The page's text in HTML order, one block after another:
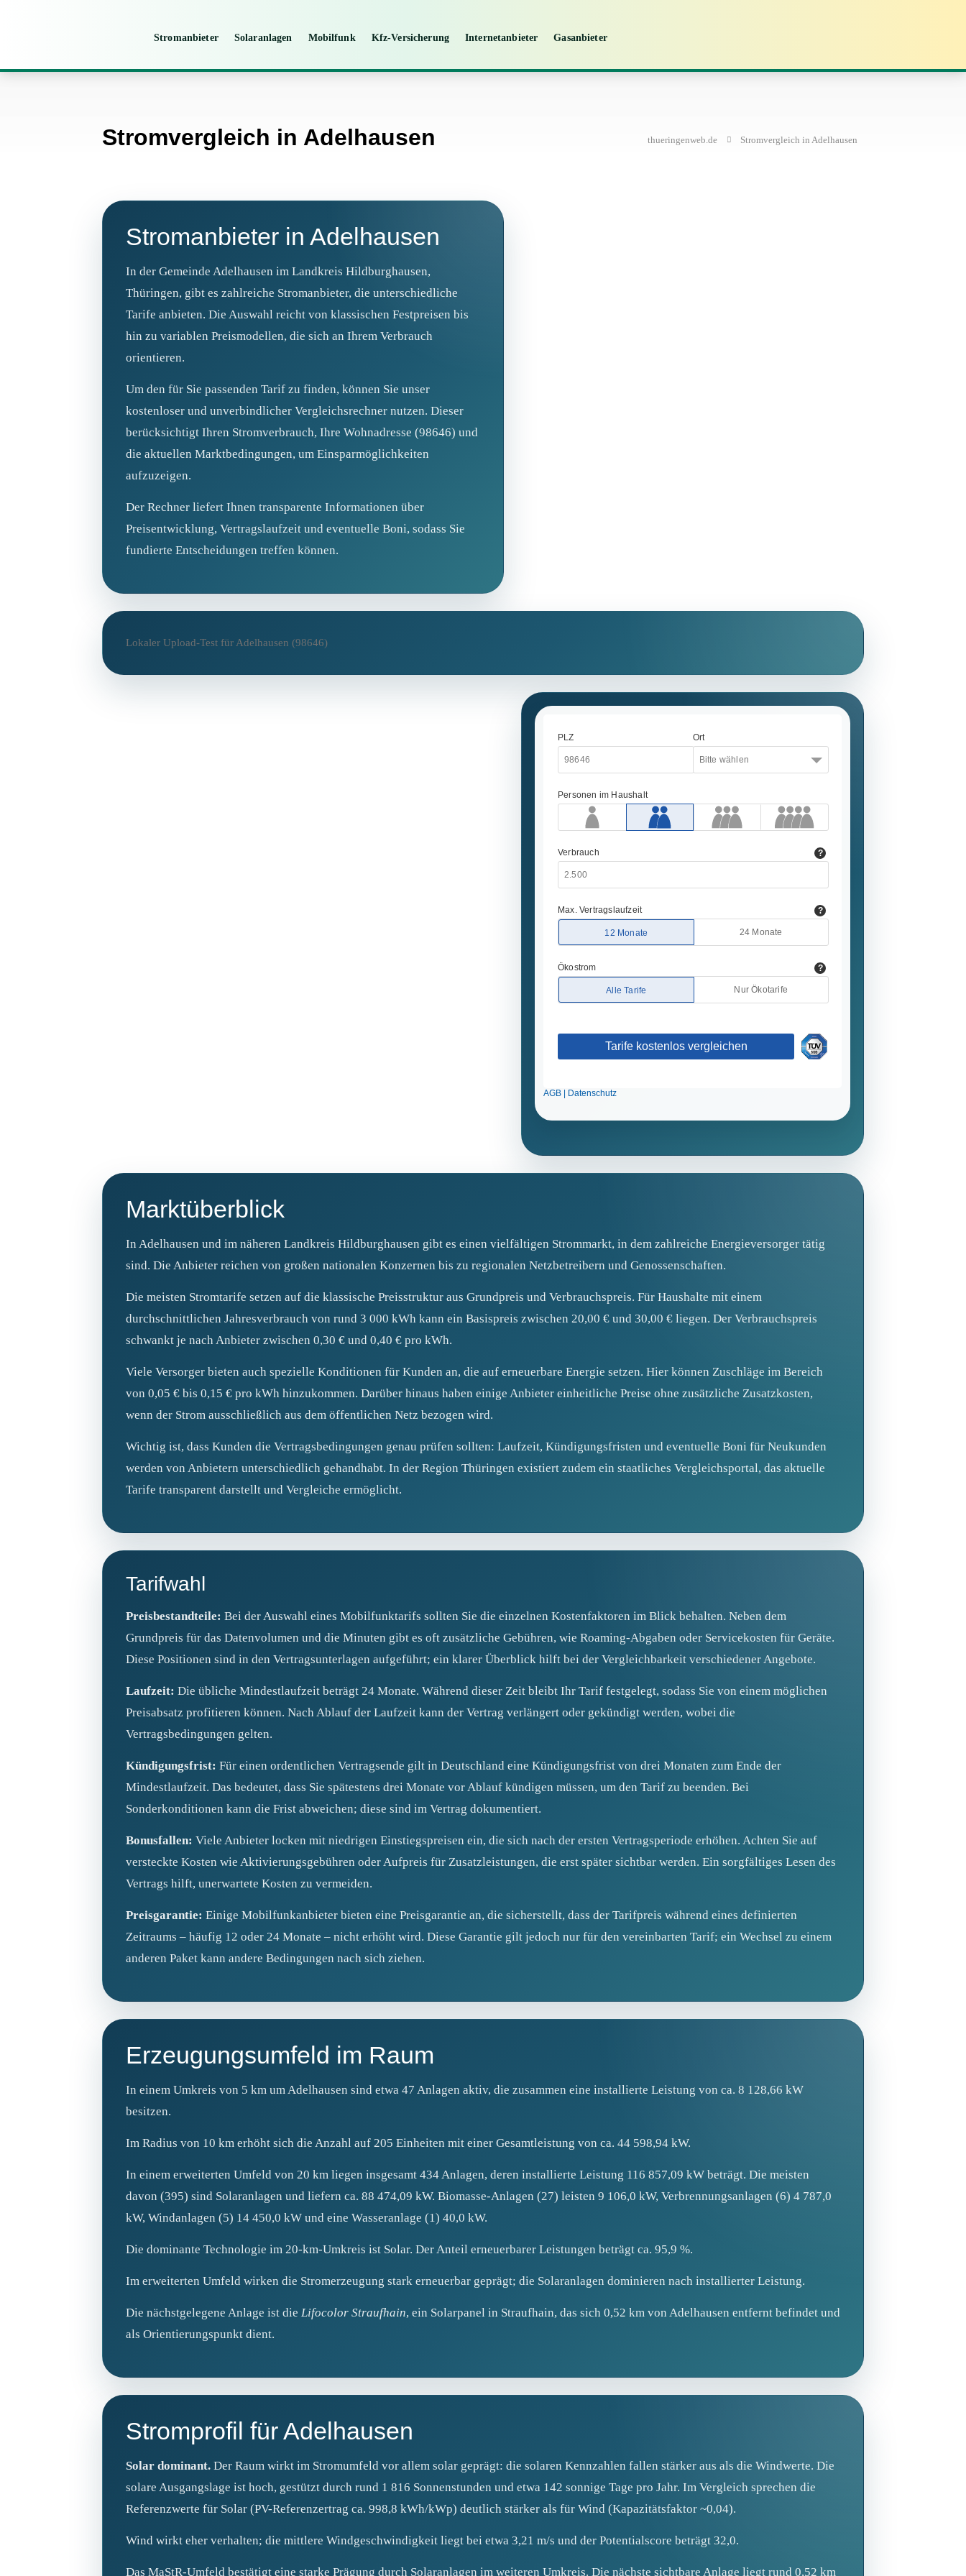
Stromanbieter Solaranlagen Mobilfunk Kfz-Versicherung Internetanbieter Gasanbieter
Stromvergleich in Adelhausen thueringenweb.de Stromvergleich in Adelhausen
Stromanbieter in Adelhausen
In der Gemeinde Adelhausen im Landkreis Hildburghausen,
Thüringen, gibt es zahlreiche Stromanbieter, die unterschiedliche
Tarife anbieten. Die Auswahl reicht von klassischen Festpreisen bis
hin zu variablen Preismodellen, die sich an Ihrem Verbrauch
orientieren.
Um den für Sie passenden Tarif zu finden, können Sie unser
kostenloser und unverbindlicher Vergleichsrechner nutzen. Dieser
berücksichtigt Ihren Stromverbrauch, Ihre Wohnadresse (98646) und
die aktuellen Marktbedingungen, um Einsparmöglichkeiten
aufzuzeigen.
Der Rechner liefert Ihnen transparente Informationen über
Preisentwicklung, Vertragslaufzeit und eventuelle Boni, sodass Sie
fundierte Entscheidungen treffen können.
Lokaler Upload-Test für Adelhausen (98646)
Marktüberblick
In Adelhausen und im näheren Landkreis Hildburghausen gibt es einen vielfältigen Strommarkt, in dem zahlreiche Energieversorger tätig
sind. Die Anbieter reichen von großen nationalen Konzernen bis zu regionalen Netzbetreibern und Genossenschaften.
Die meisten Stromtarife setzen auf die klassische Preisstruktur aus Grundpreis und Verbrauchspreis. Für Haushalte mit einem
durchschnittlichen Jahresverbrauch von rund 3 000 kWh kann ein Basispreis zwischen 20,00 € und 30,00 € liegen. Der Verbrauchspreis
schwankt je nach Anbieter zwischen 0,30 € und 0,40 € pro kWh.
Viele Versorger bieten auch spezielle Konditionen für Kunden an, die auf erneuerbare Energie setzen. Hier können Zuschläge im Bereich
von 0,05 € bis 0,15 € pro kWh hinzukommen. Darüber hinaus haben einige Anbieter einheitliche Preise ohne zusätzliche Zusatzkosten,
wenn der Strom ausschließlich aus dem öffentlichen Netz bezogen wird.
Wichtig ist, dass Kunden die Vertragsbedingungen genau prüfen sollten: Laufzeit, Kündigungsfristen und eventuelle Boni für Neukunden
werden von Anbietern unterschiedlich gehandhabt. In der Region Thüringen existiert zudem ein staatliches Vergleichsportal, das aktuelle
Tarife transparent darstellt und Vergleiche ermöglicht.
Tarifwahl
Preisbestandteile: Bei der Auswahl eines Mobilfunktarifs sollten Sie die einzelnen Kostenfaktoren im Blick behalten. Neben dem
Grundpreis für das Datenvolumen und die Minuten gibt es oft zusätzliche Gebühren, wie Roaming-Abgaben oder Servicekosten für Geräte.
Diese Positionen sind in den Vertragsunterlagen aufgeführt; ein klarer Überblick hilft bei der Vergleichbarkeit verschiedener Angebote.
Laufzeit: Die übliche Mindestlaufzeit beträgt 24 Monate. Während dieser Zeit bleibt Ihr Tarif festgelegt, sodass Sie von einem möglichen
Preisabsatz profitieren können. Nach Ablauf der Laufzeit kann der Vertrag verlängert oder gekündigt werden, wobei die
Vertragsbedingungen gelten.
Kündigungsfrist: Für einen ordentlichen Vertragsende gilt in Deutschland eine Kündigungsfrist von drei Monaten zum Ende der
Mindestlaufzeit. Das bedeutet, dass Sie spätestens drei Monate vor Ablauf kündigen müssen, um den Tarif zu beenden. Bei
Sonderkonditionen kann die Frist abweichen; diese sind im Vertrag dokumentiert.
Bonusfallen: Viele Anbieter locken mit niedrigen Einstiegspreisen ein, die sich nach der ersten Vertragsperiode erhöhen. Achten Sie auf
versteckte Kosten wie Aktivierungsgebühren oder Aufpreis für Zusatzleistungen, die erst später sichtbar werden. Ein sorgfältiges Lesen des
Vertrags hilft, unerwartete Kosten zu vermeiden.
Preisgarantie: Einige Mobilfunkanbieter bieten eine Preisgarantie an, die sicherstellt, dass der Tarifpreis während eines definierten
Zeitraums – häufig 12 oder 24 Monate – nicht erhöht wird. Diese Garantie gilt jedoch nur für den vereinbarten Tarif; ein Wechsel zu einem
anderen Paket kann andere Bedingungen nach sich ziehen.
Erzeugungsumfeld im Raum
In einem Umkreis von 5 km um Adelhausen sind etwa 47 Anlagen aktiv, die zusammen eine installierte Leistung von ca. 8 128,66 kW
besitzen.
Im Radius von 10 km erhöht sich die Anzahl auf 205 Einheiten mit einer Gesamtleistung von ca. 44 598,94 kW.
In einem erweiterten Umfeld von 20 km liegen insgesamt 434 Anlagen, deren installierte Leistung 116 857,09 kW beträgt. Die meisten
davon (395) sind Solaranlagen und liefern ca. 88 474,09 kW. Biomasse‑Anlagen (27) leisten 9 106,0 kW, Verbrennungsanlagen (6) 4 787,0
kW, Windanlagen (5) 14 450,0 kW und eine Wasseranlage (1) 40,0 kW.
Die dominante Technologie im 20‑km‑Umkreis ist Solar. Der Anteil erneuerbarer Leistungen beträgt ca. 95,9 %.
Im erweiterten Umfeld wirken die Stromerzeugung stark erneuerbar geprägt; die Solaranlagen dominieren nach installierter Leistung.
Die nächstgelegene Anlage ist die Lifocolor Straufhain, ein Solarpanel in Straufhain, das sich 0,52 km von Adelhausen entfernt befindet und
als Orientierungspunkt dient.
Stromprofil für Adelhausen
Solar dominant. Der Raum wirkt im Stromumfeld vor allem solar geprägt: die solaren Kennzahlen fallen stärker aus als die Windwerte. Die
solare Ausgangslage ist hoch, gestützt durch rund 1 816 Sonnenstunden und etwa 142 sonnige Tage pro Jahr. Im Vergleich sprechen die
Referenzwerte für Solar (PV-Referenzertrag ca. 998,8 kWh/kWp) deutlich stärker als für Wind (Kapazitätsfaktor ~0,04).
Wind wirkt eher verhalten; die mittlere Windgeschwindigkeit liegt bei etwa 3,21 m/s und der Potentialscore beträgt 32,0.
Das MaStR-Umfeld bestätigt eine starke Prägung durch Solaranlagen im weiteren Umkreis. Die nächste sichtbare Anlage liegt rund 0,52 km